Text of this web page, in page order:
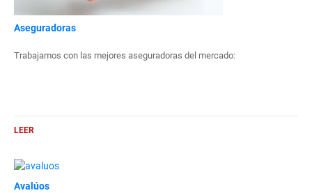
Aseguradoras
Trabajamos con las mejores aseguradoras del mercado:
LEER
Avalúos